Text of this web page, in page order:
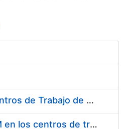
Suministro de Protectores Auditivos a medida para las personas trabajadoras de los Centros de Trabajo de Madrid y Burgos
Suministro de gafas graduadas antiproyecciones para los trabajadores de la FNMT-RCM en los centros de trabajo de Madrid y Burgos